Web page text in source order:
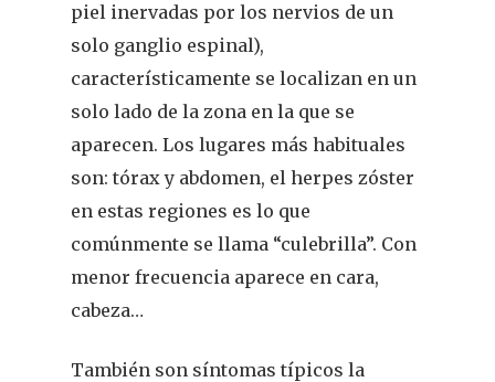
piel inervadas por los nervios de un
solo ganglio espinal),
característicamente se localizan en un
solo lado de la zona en la que se
aparecen. Los lugares más habituales
son: tórax y abdomen, el herpes zóster
en estas regiones es lo que
comúnmente se llama “culebrilla”. Con
menor frecuencia aparece en cara,
cabeza…
También son síntomas típicos la